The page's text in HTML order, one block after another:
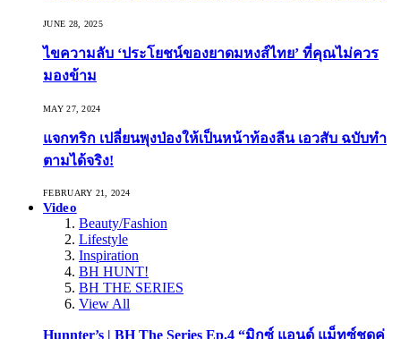
JUNE 28, 2025
ไขความลับ ‘ประโยชน์ของยาดมหงส์ไทย’ ที่คุณไม่ควร
มองข้าม
MAY 27, 2024
แจกทริก เปลี่ยนพุงป่องให้เป็นหน้าท้องลีน เอวสับ ฉบับทำ
ตามได้จริง!
FEBRUARY 21, 2024
Video
Beauty/Fashion
Lifestyle
Inspiration
BH HUNT!
BH THE SERIES
View All
Hunnter’s | BH The Series Ep.4 “มิกซ์ แอนด์ แม็ทซ์ชุดคู่